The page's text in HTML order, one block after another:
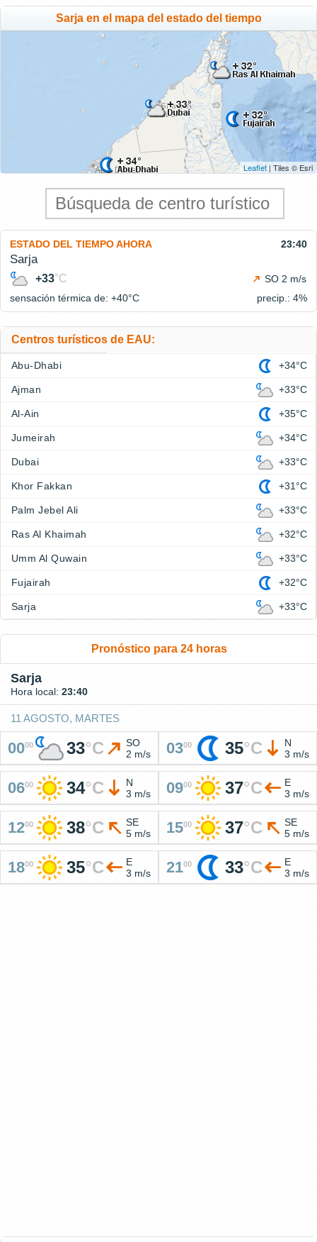
Sarja en el mapa del estado del tiempo
Leaflet | Tiles © Esri
ESTADO DEL TIEMPO AHORA 23:40
Sarja
+33°C
SO 2 m/s
sensación térmica de: +40°C precip.: 4%
Centros turísticos de EAU:
Abu-Dhabi +34°C
Ajman +33°C
Al-Ain +35°C
Jumeirah +34°C
Dubai +33°C
Khor Fakkan +31°C
Palm Jebel Ali +33°C
Ras Al Khaimah +32°C
Umm Al Quwain +33°C
Fujairah +32°C
Sarja +33°C
Pronóstico para 24 horas
Sarja
Hora local: 23:40
11 AGOSTO, MARTES
0000 33°C
SO
2 m/s
0300 35°C
N
3 m/s
0600 34°C
N
3 m/s
0900 37°C
E
3 m/s
1200 38°C
SE
5 m/s
1500 37°C
SE
5 m/s
1800 35°C
E
3 m/s
2100 33°C
E
3 m/s